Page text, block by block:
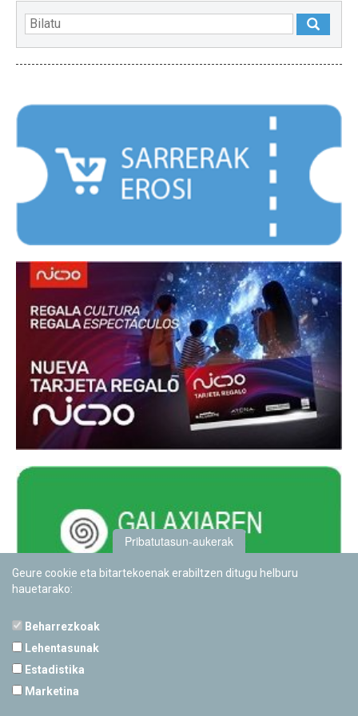
Pribatutasun-aukerak
Geure cookie eta bitartekoenak erabiltzen ditugu helburu
hauetarako:
Beharrezkoak
Lehentasunak
Estadistika
Marketina